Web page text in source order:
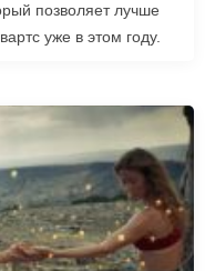
позволяет лучше
уже в этом году.